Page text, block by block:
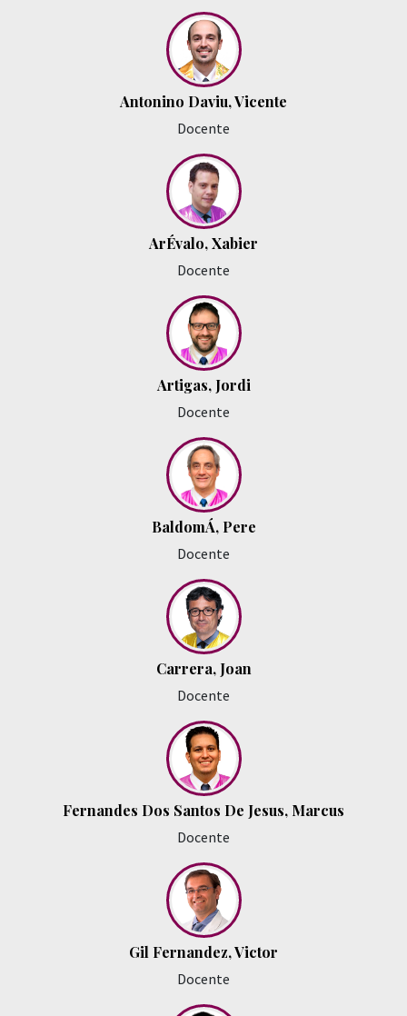
Antonino Daviu, Vicente
Docente
ArÉvalo, Xabier
Docente
Artigas, Jordi
Docente
BaldomÁ, Pere
Docente
Carrera, Joan
Docente
Fernandes Dos Santos De Jesus, Marcus
Docente
Gil Fernandez, Victor
Docente